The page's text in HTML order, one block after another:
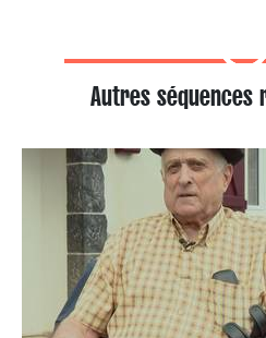
Autres séquences